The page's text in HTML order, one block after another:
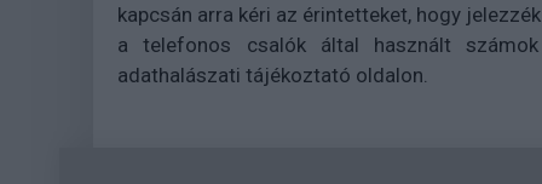
kapcsán arra kéri az érintetteket, hogy
a telefonos csalók által használt
adathalászati tájékoztató oldalon.